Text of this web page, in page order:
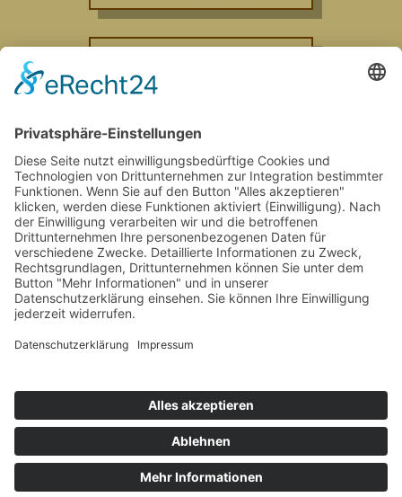
Schmidt Vermietung GbR
Gertrud Schmidt
Esklumer Fährweg 1
26789 Leer
Telefon: 0491 – 92 55 71 1
Impressum
Bildverzeichnis
Cookie-Einstellungen